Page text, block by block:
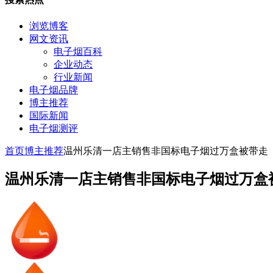
浏览博客
网文资讯
电子烟百科
企业动态
行业新闻
电子烟品牌
博主推荐
国际新闻
电子烟测评
首页博主推荐温州乐清一店主销售非国标电子烟过万盒被带走
温州乐清一店主销售非国标电子烟过万盒